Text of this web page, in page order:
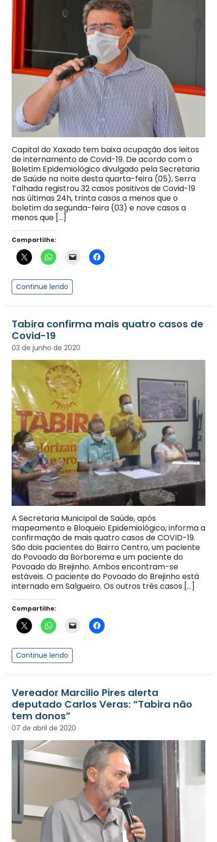
Capital do Xaxado tem baixa ocupação dos leitos
de internamento de Covid-19. De acordo com o
Boletim Epidemiológico divulgado pela Secretaria
de Saúde na noite desta quarta-feira (05), Serra
Talhada registrou 32 casos positivos de Covid-19
nas últimas 24h, trinta casos a menos que o
boletim da segunda-feira (03) e nove casos a
menos que […]
Compartilhe:
Continue lendo
Tabira confirma mais quatro casos de
Covid-19
03 de junho de 2020
A Secretaria Municipal de Saúde, após
mapeamento e Bloqueio Epidemiológico, informa a
confirmação de mais quatro casos de COVID-19.
São dois pacientes do Bairro Centro, um paciente
do Povoado da Borborema e um paciente do
Povoado do Brejinho. Ambos encontram-se
estáveis. O paciente do Povoado do Brejinho está
internado em Salgueiro. Os outros três casos […]
Compartilhe:
Continue lendo
Vereador Marcilio Pires alerta
deputado Carlos Veras: “Tabira não
tem donos”
07 de abril de 2020